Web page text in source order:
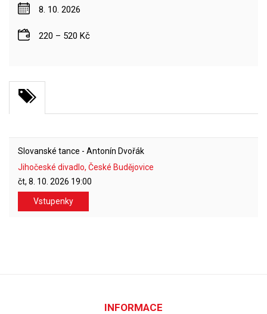
8. 10. 2026
220 – 520 Kč
Slovanské tance - Antonín Dvořák
Jihočeské divadlo, České Budějovice
čt, 8. 10. 2026 19:00
Vstupenky
INFORMACE